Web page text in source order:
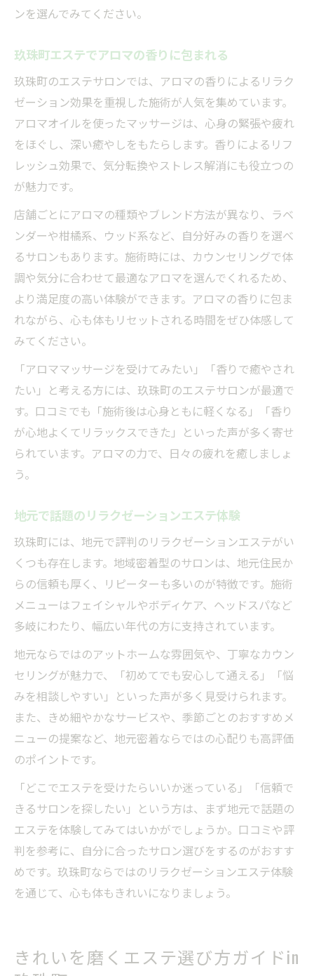
ンを選んでみてください。
玖珠町エステでアロマの香りに包まれる
玖珠町のエステサロンでは、アロマの香りによるリラク
ゼーション効果を重視した施術が人気を集めています。
アロマオイルを使ったマッサージは、心身の緊張や疲れ
をほぐし、深い癒やしをもたらします。香りによるリフ
レッシュ効果で、気分転換やストレス解消にも役立つの
が魅力です。
店舗ごとにアロマの種類やブレンド方法が異なり、ラベ
ンダーや柑橘系、ウッド系など、自分好みの香りを選べ
るサロンもあります。施術時には、カウンセリングで体
調や気分に合わせて最適なアロマを選んでくれるため、
より満足度の高い体験ができます。アロマの香りに包ま
れながら、心も体もリセットされる時間をぜひ体感して
みてください。
「アロママッサージを受けてみたい」「香りで癒やされ
たい」と考える方には、玖珠町のエステサロンが最適で
す。口コミでも「施術後は心身ともに軽くなる」「香り
が心地よくてリラックスできた」といった声が多く寄せ
られています。アロマの力で、日々の疲れを癒しましょ
う。
地元で話題のリラクゼーションエステ体験
玖珠町には、地元で評判のリラクゼーションエステがい
くつも存在します。地域密着型のサロンは、地元住民か
らの信頼も厚く、リピーターも多いのが特徴です。施術
メニューはフェイシャルやボディケア、ヘッドスパなど
多岐にわたり、幅広い年代の方に支持されています。
地元ならではのアットホームな雰囲気や、丁寧なカウン
セリングが魅力で、「初めてでも安心して通える」「悩
みを相談しやすい」といった声が多く見受けられます。
また、きめ細やかなサービスや、季節ごとのおすすめメ
ニューの提案など、地元密着ならではの心配りも高評価
のポイントです。
「どこでエステを受けたらいいか迷っている」「信頼で
きるサロンを探したい」という方は、まず地元で話題の
エステを体験してみてはいかがでしょうか。口コミや評
判を参考に、自分に合ったサロン選びをするのがおすす
めです。玖珠町ならではのリラクゼーションエステ体験
を通じて、心も体もきれいになりましょう。
きれいを磨くエステ選び方ガイドin